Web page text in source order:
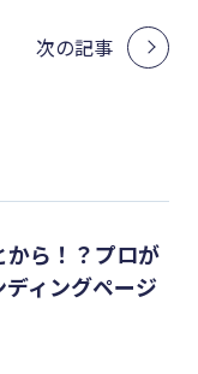
次の記事
から！？プロが
ィングページ